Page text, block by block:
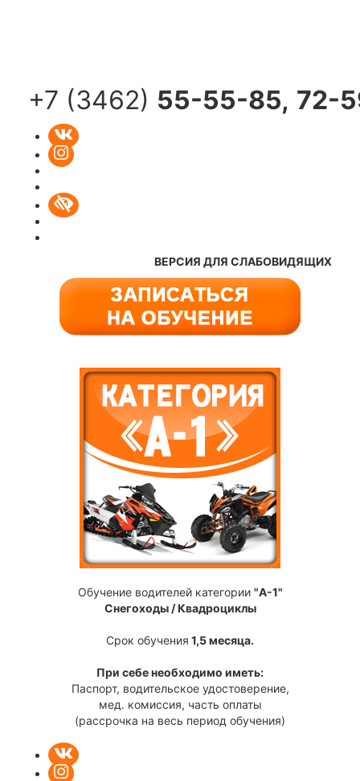
+7 (3462) 55-55-85, 72-
ВЕРСИЯ ДЛЯ СЛАБОВИДЯЩИХ
Обучение водителей категории "A-1"
Снегоходы / Квадроциклы
Срок обучения 1,5 месяца.
При себе необходимо иметь:
Паспорт, водительское удостоверение,
мед. комиссия, часть оплаты
(рассрочка на весь период обучения)